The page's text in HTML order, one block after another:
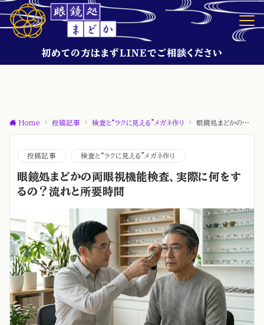
初めての方はまずLINEでご相談ください
Home 投稿記事 検査と“ラクに見える”メガネ作り 眼鏡処まどかの両眼視機能検査、実際に何をするの？流れと所要時間
投稿記事 検査と“ラクに見える”メガネ作り
眼鏡処まどかの両眼視機能検査、実際に何をす
るの？流れと所要時間